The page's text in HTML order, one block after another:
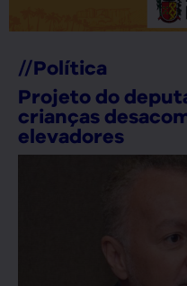
//Política
Projeto do
crianças
elevadores